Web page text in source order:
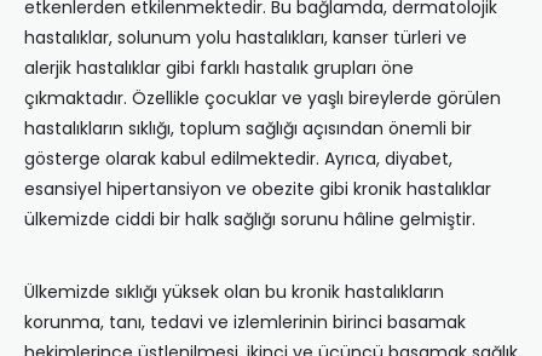
etkenlerden etkilenmektedir. Bu bağlamda, dermatolojik
hastalıklar, solunum yolu hastalıkları, kanser türleri ve
alerjik hastalıklar gibi farklı hastalık grupları öne
çıkmaktadır. Özellikle çocuklar ve yaşlı bireylerde görülen
hastalıkların sıklığı, toplum sağlığı açısından önemli bir
gösterge olarak kabul edilmektedir. Ayrıca, diyabet,
esansiyel hipertansiyon ve obezite gibi kronik hastalıklar
ülkemizde ciddi bir halk sağlığı sorunu hâline gelmiştir.
Ülkemizde sıklığı yüksek olan bu kronik hastalıkların
korunma, tanı, tedavi ve izlemlerinin birinci basamak